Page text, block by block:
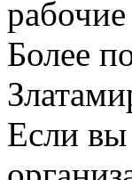
Более
Если